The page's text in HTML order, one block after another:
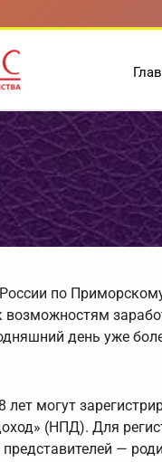
по
день уже
лет могут
(НПД). Для
—